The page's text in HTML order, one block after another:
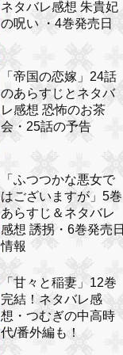
ネタバレ感想 朱貴妃
の呪い ・4巻発売日
「帝国の恋嫁」24話
のあらすじとネタバ
レ感想 恐怖のお茶
会・25話の予告
「ふつつかな悪女で
はございますが」5巻
あらすじ＆ネタバレ
感想 誘拐・6巻発売日
情報
「甘々と稲妻」12巻
完結！ネタバレ感
想・つむぎの中高時
代/番外編も！